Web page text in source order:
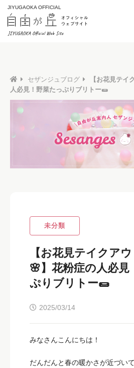
JIYUGAOKA OFFICIAL
セザンジュブログ
【お花見テイ
人必見！野菜たっぷりブリトー🌯
未分類
【お花見テイクア
🌸】花粉症の人必見
ぷりブリトー🌯
2025/03/14
みなさんこんにちは！
だんだんと春の暖かさが近づい